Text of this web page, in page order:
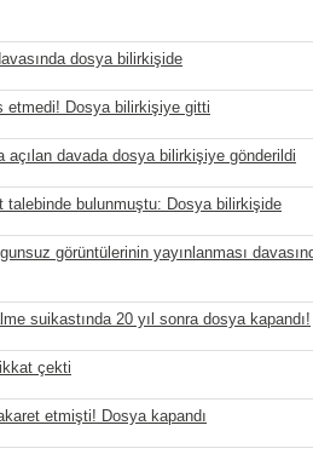
dosya bilirkişide
etmedi! Dosya bilirkişiye gitti
açılan davada dosya bilirkişiye gönderildi
talebinde bulunmuştu: Dosya bilirkişide
görüntülerinin yayınlanması
suikastında 20 yıl sonra dosya kapandı!
çekti
etmişti! Dosya kapandı